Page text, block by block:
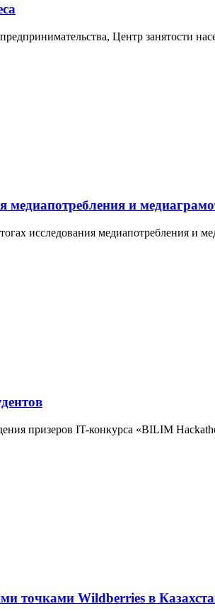
Центр занятости
медиапотребления и
исследования медиапотребления и
призеров IT-конкурса «BILIM
точками Wildberries в